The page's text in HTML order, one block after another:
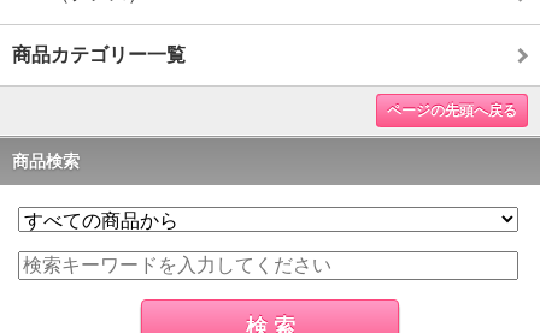
商品カテゴリー一覧
ページの先頭へ戻る
商品検索